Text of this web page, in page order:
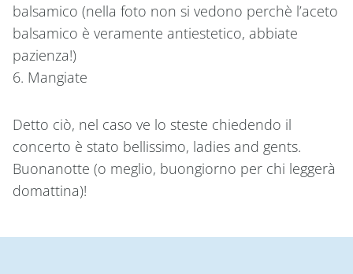
balsamico (nella foto non si vedono perchè l’aceto
balsamico è veramente antiestetico, abbiate
pazienza!)
6. Mangiate
Detto ciò, nel caso ve lo steste chiedendo il
concerto è stato bellissimo, ladies and gents.
Buonanotte (o meglio, buongiorno per chi leggerà
domattina)!